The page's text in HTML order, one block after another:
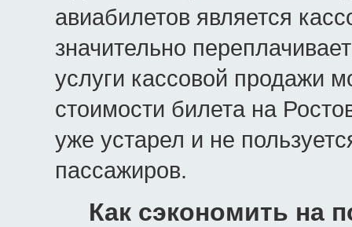
авиабилетов является
значительно
услуги кассовой продажи
стоимости билета на
уже устарел и не
пассажиров.
Как сэкономить на